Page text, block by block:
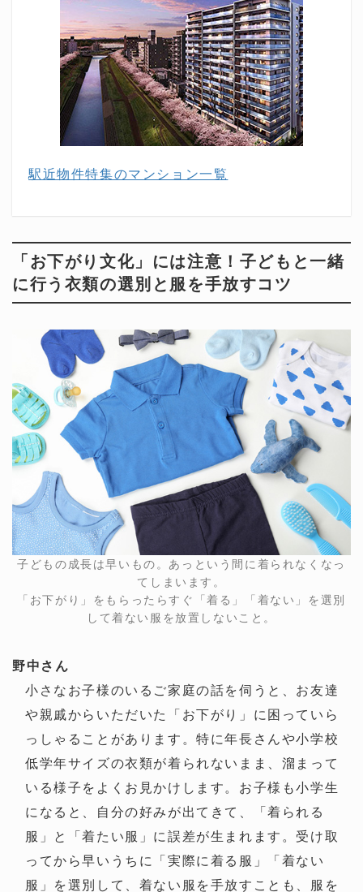
駅近物件特集のマンション一覧
「お下がり文化」には注意！子どもと一緒
に行う衣類の選別と服を手放すコツ
子どもの成長は早いもの。あっという間に着られなくなっ
てしまいます。
「お下がり」をもらったらすぐ「着る」「着ない」を選別
して着ない服を放置しないこと。
野中さん
小さなお子様のいるご家庭の話を伺うと、お友達
や親戚からいただいた「お下がり」に困っていら
っしゃることがあります。特に年長さんや小学校
低学年サイズの衣類が着られないまま、溜まって
いる様子をよくお見かけします。お子様も小学生
になると、自分の好みが出てきて、「着られる
服」と「着たい服」に誤差が生まれます。受け取
ってから早いうちに「実際に着る服」「着ない
服」を選別して、着ない服を手放すことも、服を